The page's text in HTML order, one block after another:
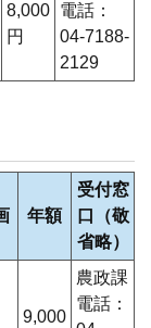
8,000
円
電話：
04-7188-
2129
年額
受付窓
口（敬
省略）
9,000
農政課
電話：